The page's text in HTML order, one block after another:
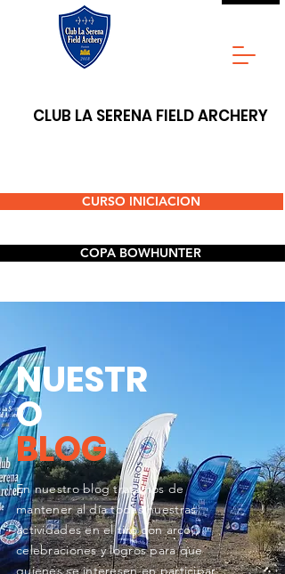
CLUB LA SERENA FIELD ARCHERY
CURSO INICIACION
COPA BOWHUNTER
NUESTR
O
BLOG
En nuestro blog tratamos de
mantener al día todas nuestras
actividades en el tiro con arco,,
celebraciones y logros para que
quienes seinteresen en participar,